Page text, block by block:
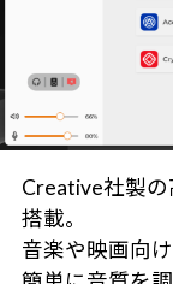
Creative社製
搭載。
音楽や映画向